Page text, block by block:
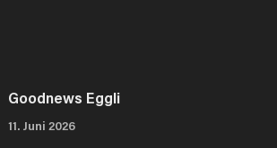
Goodnews Eggli
11. Juni 2026